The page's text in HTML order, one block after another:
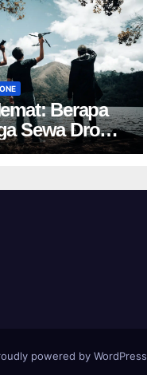
Berapa
Sewa Drone
powered by WordPress